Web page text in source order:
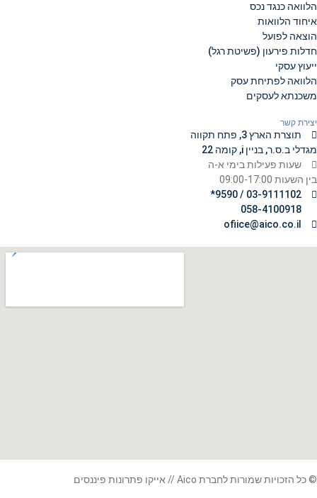
הלוואה כנגד נכס
איחוד הלוואות
הוצאה לפועל
חדלות פירעון (פשיטת רגל)
ייעוץ עסקי
הלוואה לפתיחת עסק
משכנתא לעסקים
יצירת קשר
תוצרת הארץ 3, פתח תקווה
מגדלי ב.ס.ר, בניין i, קומה 22
שעות פעילות בימי א-ה
בין השעות 09:00-17:00
03-9111102 / 9590*
058-4100918
ofiice@aico.co.il
© כל הזכויות שמורות לחברת Aico // אייקו פתרונות פיננסים